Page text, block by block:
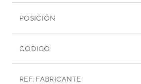
POSICIÓN
CÓDIGO
REF. FABRICANTE